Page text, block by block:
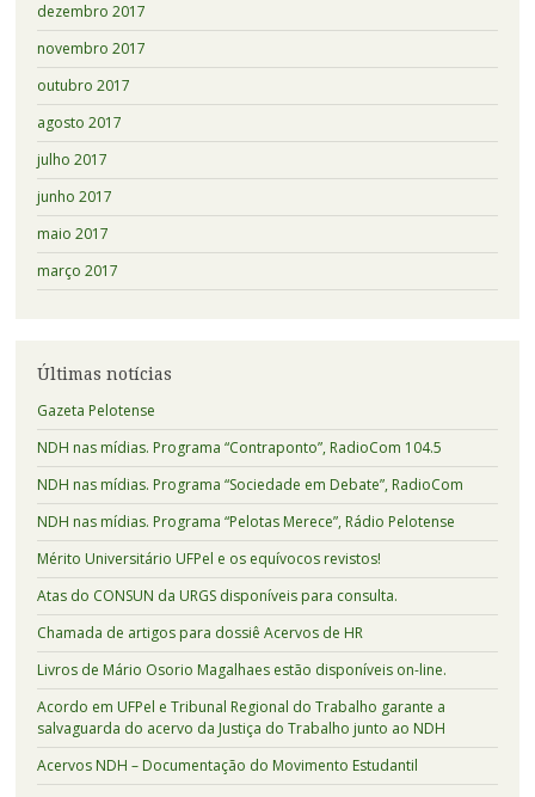
dezembro 2017
novembro 2017
outubro 2017
agosto 2017
julho 2017
junho 2017
maio 2017
março 2017
Últimas notícias
Gazeta Pelotense
NDH nas mídias. Programa “Contraponto”, RadioCom 104.5
NDH nas mídias. Programa “Sociedade em Debate”, RadioCom
NDH nas mídias. Programa “Pelotas Merece”, Rádio Pelotense
Mérito Universitário UFPel e os equívocos revistos!
Atas do CONSUN da URGS disponíveis para consulta.
Chamada de artigos para dossiê Acervos de HR
Livros de Mário Osorio Magalhaes estão disponíveis on-line.
Acordo em UFPel e Tribunal Regional do Trabalho garante a
salvaguarda do acervo da Justiça do Trabalho junto ao NDH
Acervos NDH – Documentação do Movimento Estudantil